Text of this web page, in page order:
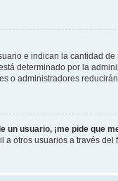
e indican la cantidad
determinado por la
o administradores
un usuario, ¡me pide que
otros usuarios a través